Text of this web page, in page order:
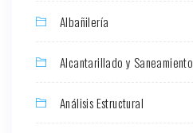
Albañilería
Alcantarillado y Saneamiento
Análisis Estructural